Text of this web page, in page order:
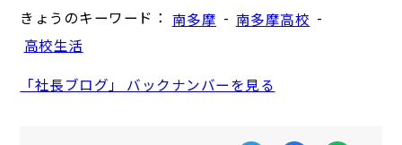
きょうのキーワード： 南多摩 - 南多摩高校 -
高校生活
「社長ブログ」 バックナンバーを見る